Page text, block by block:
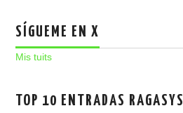
SÍGUEME EN X
Mis tuits
TOP 10 ENTRADAS RAGASYS